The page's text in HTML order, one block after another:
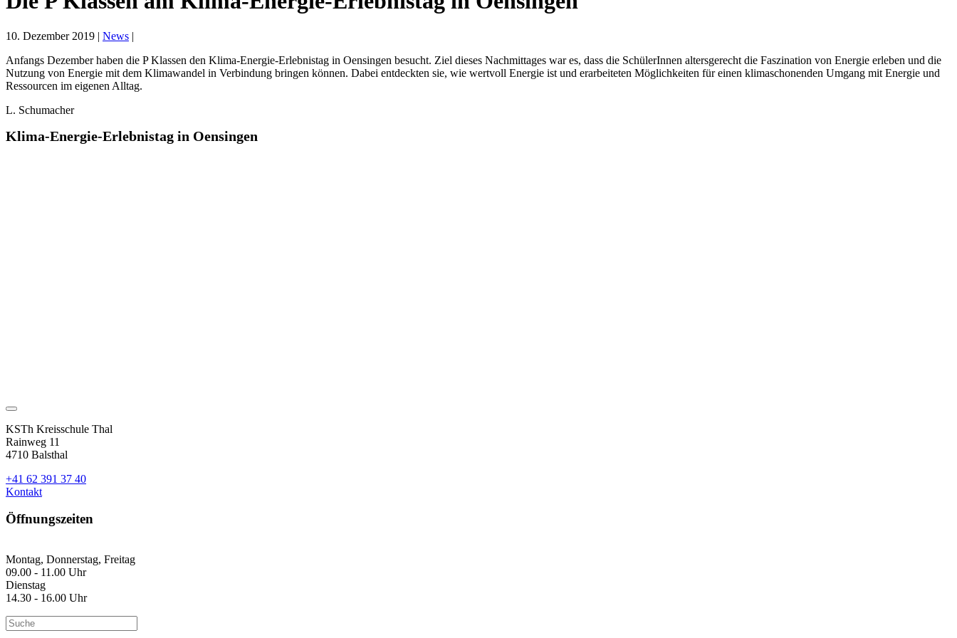
10. Dezember 2019 | News |
Anfangs Dezember haben die P Klassen den Klima-Energie-Erlebnistag in Oensingen besucht. Ziel dieses Nachmittages war es, dass die SchülerInnen altersgerecht die Faszination von Energie erleben und die
Nutzung von Energie mit dem Klimawandel in Verbindung bringen können. Dabei entdeckten sie, wie wertvoll Energie ist und erarbeiteten Möglichkeiten für einen klimaschonenden Umgang mit Energie und
Ressourcen im eigenen Alltag.
L. Schumacher
Klima-Energie-Erlebnistag in Oensingen
KSTh Kreisschule Thal
Rainweg 11
4710 Balsthal
+41 62 391 37 40
Kontakt
Öffnungszeiten
Montag, Donnerstag, Freitag
09.00 - 11.00 Uhr
Dienstag
14.30 - 16.00 Uhr